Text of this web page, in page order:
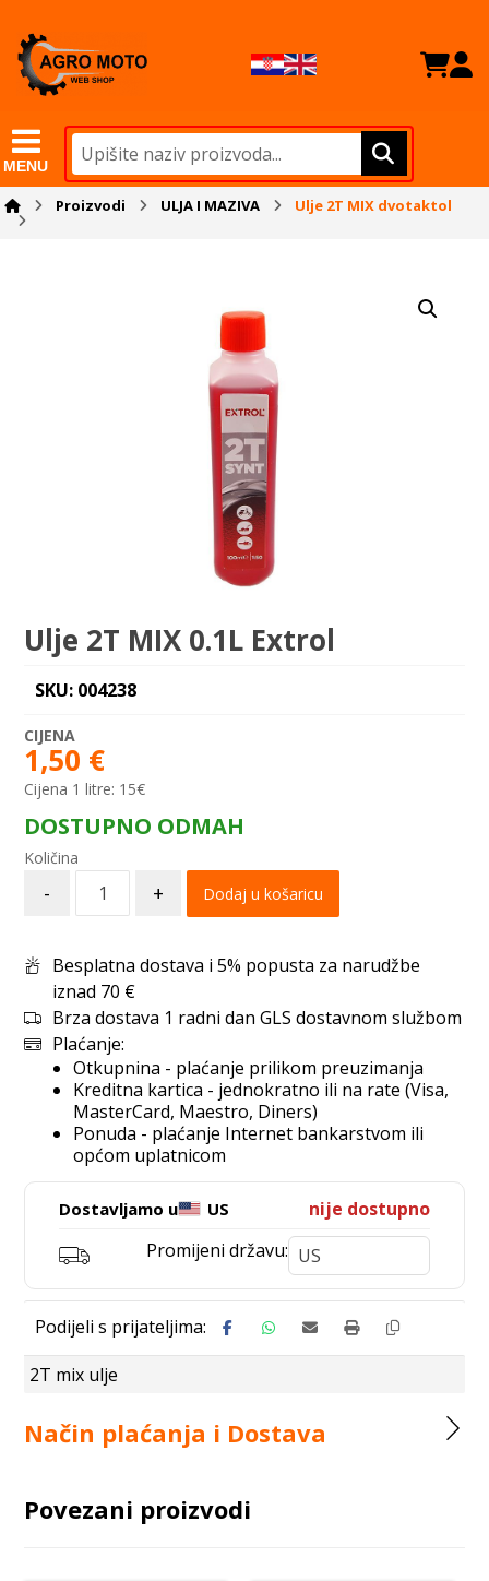
MENU
Proizvodi ULJA I MAZIVA Ulje 2T MIX dvotaktol
Ulje 2T MIX 0.1L Extrol
SKU: 004238
1,50 €
Cijena 1 litre: 15€
DOSTUPNO ODMAH
- + Dodaj u košaricu
Besplatna dostava i 5% popusta za narudžbe
iznad 70 €
Brza dostava 1 radni dan GLS dostavnom službom
Plaćanje:
Otkupnina - plaćanje prilikom preuzimanja
Kreditna kartica - jednokratno ili na rate (Visa,
MasterCard, Maestro, Diners)
Ponuda - plaćanje Internet bankarstvom ili
općom uplatnicom
Dostavljamo u US
nije dostupno
Promijeni državu:
2T mix ulje
Način plaćanja i Dostava
Povezani proizvodi